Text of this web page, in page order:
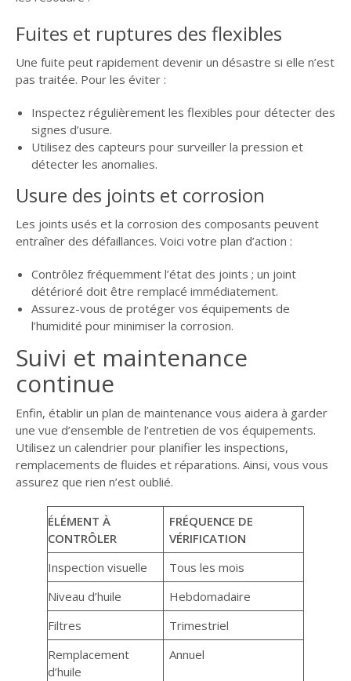
Fuites et ruptures des flexibles
Une fuite peut rapidement devenir un désastre si elle n’est
pas traitée. Pour les éviter :
Inspectez régulièrement les flexibles pour détecter des
signes d’usure.
Utilisez des capteurs pour surveiller la pression et
détecter les anomalies.
Usure des joints et corrosion
Les joints usés et la corrosion des composants peuvent
entraîner des défaillances. Voici votre plan d’action :
Contrôlez fréquemment l’état des joints ; un joint
détérioré doit être remplacé immédiatement.
Assurez-vous de protéger vos équipements de
l’humidité pour minimiser la corrosion.
Suivi et maintenance
continue
Enfin, établir un plan de maintenance vous aidera à garder
une vue d’ensemble de l’entretien de vos équipements.
Utilisez un calendrier pour planifier les inspections,
remplacements de fluides et réparations. Ainsi, vous vous
assurez que rien n’est oublié.
ÉLÉMENT À
CONTRÔLER
FRÉQUENCE DE
VÉRIFICATION
Inspection visuelle
Tous les mois
Niveau d’huile
Hebdomadaire
Filtres
Trimestriel
Remplacement
d’huile
Annuel